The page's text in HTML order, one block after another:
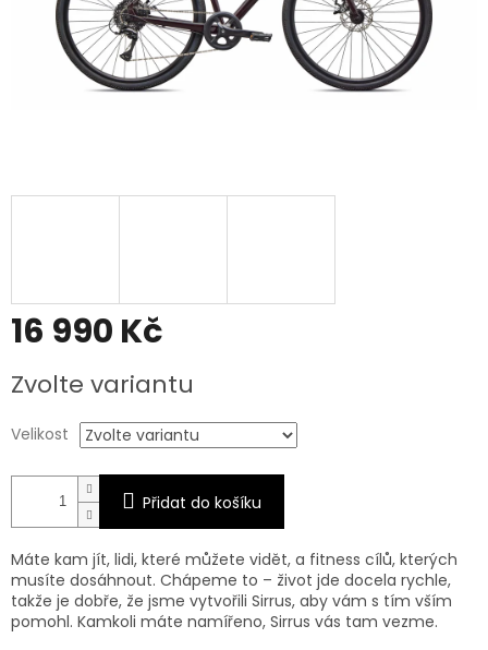
16 990 Kč
cena:
Zvolte variantu
Velikost
Přidat do košíku
Máte kam jít, lidi, které můžete vidět, a fitness cílů, kterých
musíte dosáhnout. Chápeme to – život jde docela rychle,
takže je dobře, že jsme vytvořili Sirrus, aby vám s tím vším
pomohl. Kamkoli máte namířeno, Sirrus vás tam vezme.